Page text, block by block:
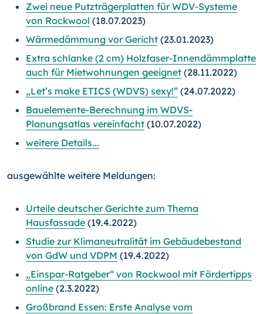
Zwei neue Putzträgerplatten für WDV-Systeme
von Rockwool (18.07.2023)
Wärmedämmung vor Gericht (23.01.2023)
Extra schlanke (2 cm) Holzfaser-Innendämmplatte
auch für Mietwohnungen geeignet (28.11.2022)
„Let’s make ETICS (WDVS) sexy!” (24.07.2022)
Bauelemente-Berechnung im WDVS-
Planungsatlas vereinfacht (10.07.2022)
weitere Details...
ausgewählte weitere Meldungen:
Urteile deutscher Gerichte zum Thema
Hausfassade (19.4.2022)
Studie zur Klimaneutralität im Gebäudebestand
von GdW und VDPM (19.4.2022)
„Einspar-Ratgeber“ von Rockwool mit Fördertipps
online (2.3.2022)
Großbrand Essen: Erste Analyse vom